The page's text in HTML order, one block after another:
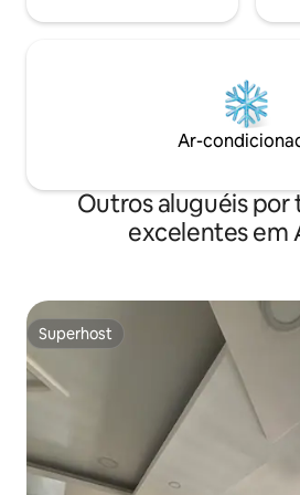
Ar-
Outros aluguéis
excelentes em
Superhost
Superhost